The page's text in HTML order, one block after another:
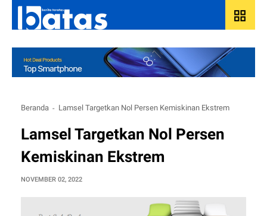
grid_view
Beranda Lamsel Targetkan Nol Persen Kemiskinan Ekstrem
Lamsel Targetkan Nol Persen
Kemiskinan Ekstrem
NOVEMBER 02, 2022